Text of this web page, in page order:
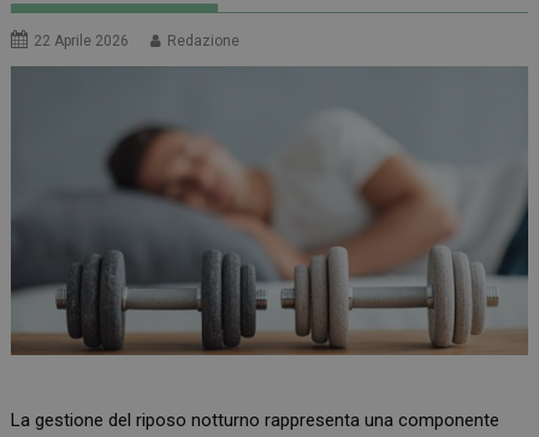
22 Aprile 2026 Redazione
La gestione del riposo notturno rappresenta una componente